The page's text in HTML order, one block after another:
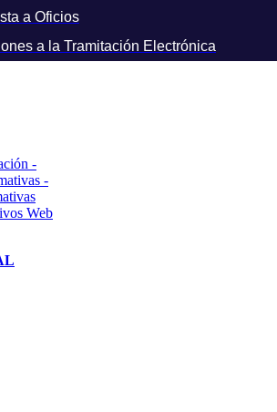
a Oficios
a la Tramitación Electrónica
-
-
Web